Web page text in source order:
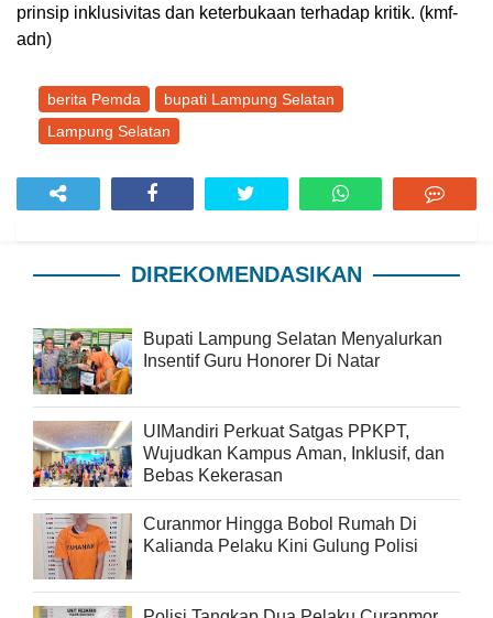
prinsip inklusivitas dan keterbukaan terhadap kritik. (kmf-
adn)
berita Pemda
bupati Lampung Selatan
Lampung Selatan
DIREKOMENDASIKAN
Bupati Lampung Selatan Menyalurkan
Insentif Guru Honorer Di Natar
UIMandiri Perkuat Satgas PPKPT,
Wujudkan Kampus Aman, Inklusif, dan
Bebas Kekerasan
Curanmor Hingga Bobol Rumah Di
Kalianda Pelaku Kini Gulung Polisi